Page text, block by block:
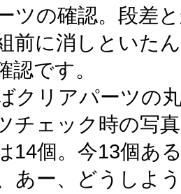
ツの確認。段差
前に消しといた
認です。
クリアパーツの
チェック時の写
14個。今13個あ
あー、どうしよ